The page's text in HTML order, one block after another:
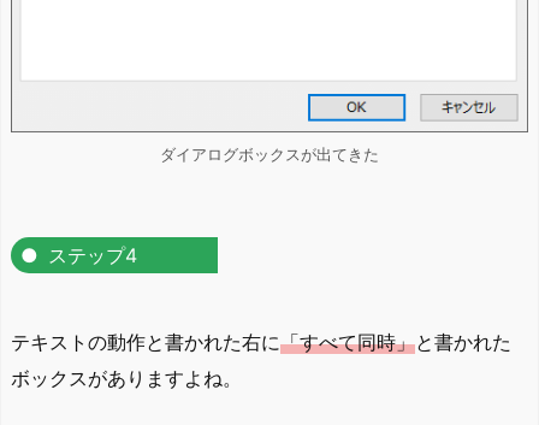
ダイアログボックスが出てきた
ステップ4
テキストの動作と書かれた右に「すべて同時」と書かれた
ボックスがありますよね。